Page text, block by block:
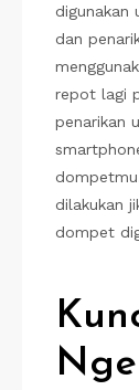
digunakan
dan
repot lagi
penarikan
dilakukan
dompet